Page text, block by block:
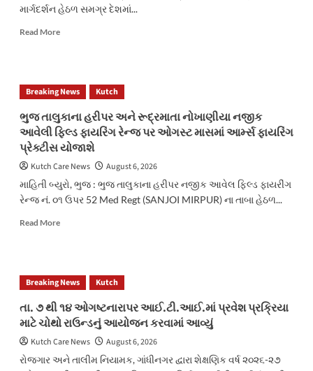
માર્ગદર્શન હેઠળ સમગ્ર દેશમાં...
Read MoreRead
ઘર
તિરંગા’
અભિયાનને
સફળ
બનાવવા
કચ્છ
જિલ્લા
અગત્યની
બેઠક
Breaking News Kutch
ભુજ તાલુકાના હરીપર અને રૂદ્રમાતા નોખાણીયા નજીક
આવેલી ફિલ્ડ ફાયરિંગ રેન્જ પર ઓગસ્ટ માસમાં આર્મ્સ ફાયરિંગ
પ્રેક્ટીસ યોજાશે
Kutch Care News
August 6, 2026
માહિતી બ્યુરો, ભુજ : ભુજ તાલુકાના હરીપર નજીક આવેલ ફિલ્ડ ફાયરીંગ
રેન્જ નં. ૦૧ ઉપર 52 Med Regt (SANJOI MIRPUR) ના તાબા હેઠળ...
Read MoreRead
તાલુકાના
હરીપર
રૂદ્રમાતા
નોખાણીયા
નજીક
આવેલી
ફિલ્ડ
Breaking News Kutch
તા. ૭ થી ૧૪ ઓગષ્ટનારાપર આઈ.ટી.આઈ.માં પ્રવેશ પ્રક્રિયા
માટે ચોથો રાઉન્ડનું આયોજન કરવામાં આવ્યું
Kutch Care News
August 6, 2026
રોજગાર અને તાલીમ નિયામક, ગાંધીનગર દ્વારા શેક્ષણિક વર્ષ ૨૦૨૬-૨૭